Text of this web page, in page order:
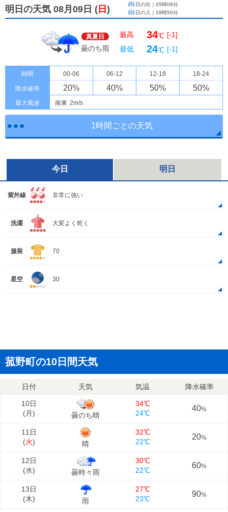
明日の天気 08月09日 ( 日 ) 日の出｜ 05時09分
日の入｜ 18時50分
真夏日
曇のち雨
最高 34℃ [-1]
最低
24℃ [-1]
時間 00-06 06-12 12-18 18-24
降水確率 20% 40% 50% 50%
最大風速 南東 2m/s
1時間ごとの天気
今日 明日
紫外線 非常に強い
洗濯 大変よく乾く
服装 70
星空 30
菰野町の10日間天気
日付 天気 気温 降水確率
10日
(月) 曇のち晴
34℃
24℃
40%
11日
(火) 晴
32℃
22℃
20%
12日
(水) 曇時々雨
30℃
22℃
60%
13日
(木) 雨
27℃
23℃
90%